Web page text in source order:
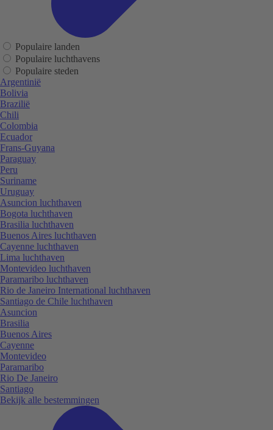
Populaire landen
Populaire luchthavens
Populaire steden
Argentinië
Bolivia
Brazilië
Chili
Colombia
Ecuador
Frans-Guyana
Paraguay
Peru
Suriname
Uruguay
Asuncion luchthaven
Bogota luchthaven
Brasilia luchthaven
Buenos Aires luchthaven
Cayenne luchthaven
Lima luchthaven
Montevideo luchthaven
Paramaribo luchthaven
Rio de Janeiro International luchthaven
Santiago de Chile luchthaven
Asuncion
Brasilia
Buenos Aires
Cayenne
Montevideo
Paramaribo
Rio De Janeiro
Santiago
Bekijk alle bestemmingen